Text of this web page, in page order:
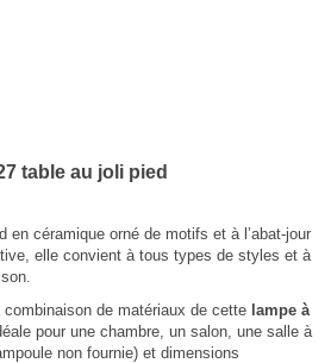
table au joli pied
en céramique orné de motifs et à l’abat-jour
elle convient à tous types de styles et à
de matériaux de cette lampe à
pour une chambre, un salon, une salle à
non fournie) et dimensions